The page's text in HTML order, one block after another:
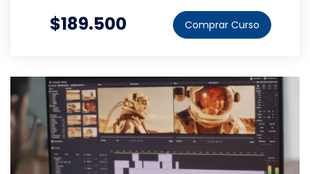
$189.500 Comprar Curso